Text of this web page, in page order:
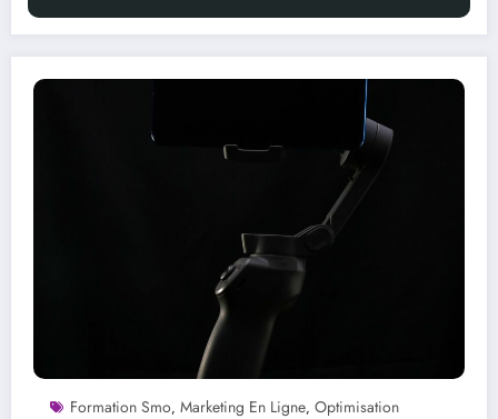
Formation Smo, Marketing En Ligne, Optimisation